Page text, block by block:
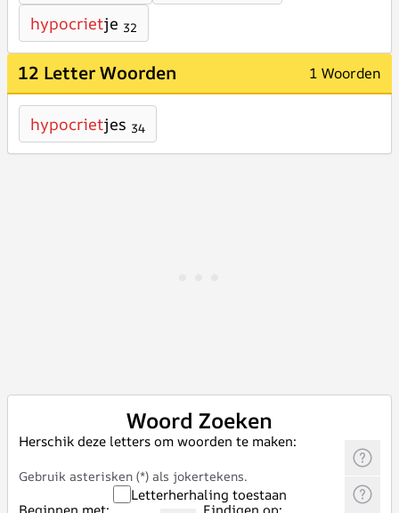
hypocrietje 32
12 Letter Woorden 1 Woorden
hypocrietjes 34
Woord Zoeken
Herschik deze letters om woorden te maken:
Gebruik asterisken (*) als jokertekens.
Letterherhaling toestaan